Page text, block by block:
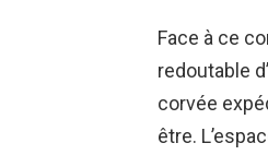
Face à ce
redoutable
corvée
être.